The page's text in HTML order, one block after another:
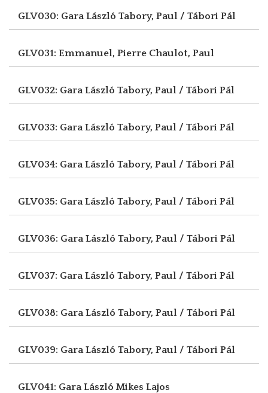
GLV030: Gara László Tabory, Paul / Tábori Pál
GLV031: Emmanuel, Pierre Chaulot, Paul
GLV032: Gara László Tabory, Paul / Tábori Pál
GLV033: Gara László Tabory, Paul / Tábori Pál
GLV034: Gara László Tabory, Paul / Tábori Pál
GLV035: Gara László Tabory, Paul / Tábori Pál
GLV036: Gara László Tabory, Paul / Tábori Pál
GLV037: Gara László Tabory, Paul / Tábori Pál
GLV038: Gara László Tabory, Paul / Tábori Pál
GLV039: Gara László Tabory, Paul / Tábori Pál
GLV041: Gara László Mikes Lajos